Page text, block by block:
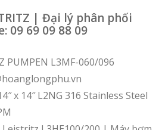
| Đại lý phân phối
09 69 09 88 09
PUMPEN L3MF-060/096
x 14″ L2NG 316 Stainless Steel